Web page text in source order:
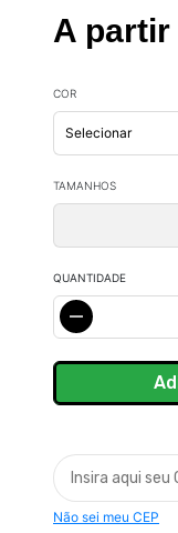
A partir
COR
TAMANHOS
QUANTIDADE
Não sei meu CEP